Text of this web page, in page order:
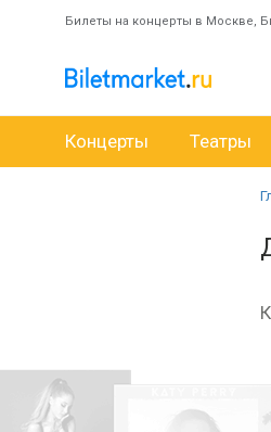
Билеты на концерты в Москве,
Концерты Театры